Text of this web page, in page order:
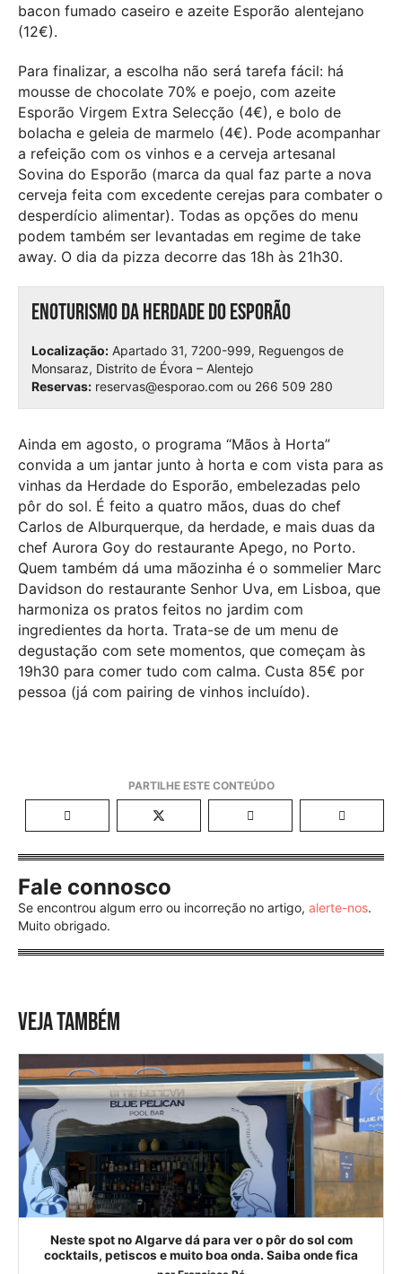
bacon fumado caseiro e azeite Esporão alentejano
(12€).
Para finalizar, a escolha não será tarefa fácil: há
mousse de chocolate 70% e poejo, com azeite
Esporão Virgem Extra Selecção (4€), e bolo de
bolacha e geleia de marmelo (4€). Pode acompanhar
a refeição com os vinhos e a cerveja artesanal
Sovina do Esporão (marca da qual faz parte a nova
cerveja feita com excedente cerejas para combater o
desperdício alimentar). Todas as opções do menu
podem também ser levantadas em regime de take
away. O dia da pizza decorre das 18h às 21h30.
Enoturismo da Herdade do Esporão
Localização: Apartado 31, 7200-999, Reguengos de
Monsaraz, Distrito de Évora – Alentejo
Reservas: reservas@esporao.com ou 266 509 280
Ainda em agosto, o programa “Mãos à Horta”
convida a um jantar junto à horta e com vista para as
vinhas da Herdade do Esporão, embelezadas pelo
pôr do sol. É feito a quatro mãos, duas do chef
Carlos de Alburquerque, da herdade, e mais duas da
chef Aurora Goy do restaurante Apego, no Porto.
Quem também dá uma mãozinha é o sommelier Marc
Davidson do restaurante Senhor Uva, em Lisboa, que
harmoniza os pratos feitos no jardim com
ingredientes da horta. Trata-se de um menu de
degustação com sete momentos, que começam às
19h30 para comer tudo com calma. Custa 85€ por
pessoa (já com pairing de vinhos incluído).
Fale connosco
Se encontrou algum erro ou incorreção no artigo, alerte-nos.
Muito obrigado.
VEJA TAMBÉM
Neste spot no Algarve dá para ver o pôr do sol com
cocktails, petiscos e muito boa onda. Saiba onde fica